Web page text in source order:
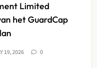
Limited
het GuardCap
19, 2026
0